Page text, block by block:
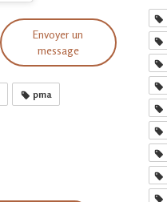
Envoyer un
message
pma